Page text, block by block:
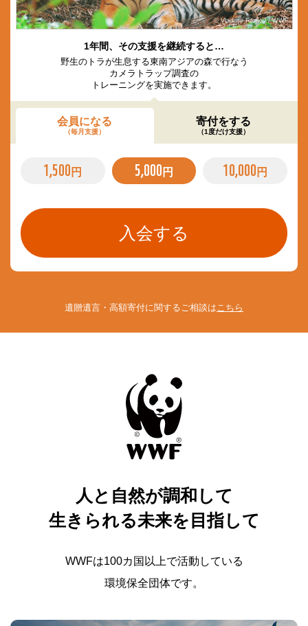
© Vladimir Filonov / WWF
1年間、その支援を継続すると…
野生のトラが生息する東南アジアの森で行なう
カメラトラップ調査の
トレーニングを実施できます。
会員になる
（毎月支援）
寄付をする
（1度だけ支援）
1,500 円 5,000 円 10,000 円
遺贈遺言・高額寄付に関するご相談はこちら
人と自然が調和して
生きられる未来を目指して
WWFは100カ国以上で活動している
環境保全団体です。